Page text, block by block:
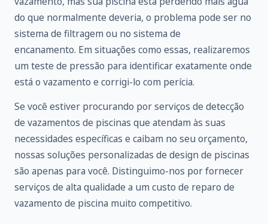
do que normalmente deveria, o problema pode ser no
sistema de filtragem ou no sistema de
encanamento. Em situações como essas, realizaremos
um teste de pressão para identificar exatamente onde
está o vazamento e corrigi-lo com perícia.
Se você estiver procurando por serviços de detecção
de vazamentos de piscinas que atendam às suas
necessidades específicas e caibam no seu orçamento,
nossas soluções personalizadas de design de piscinas
são apenas para você. Distinguimo-nos por fornecer
serviços de alta qualidade a um custo de reparo de
vazamento de piscina muito competitivo.